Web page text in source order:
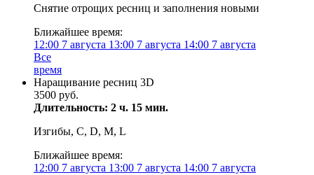
Снятие отрощих ресниц и заполнения новыми
Ближайшее время:
12:00 7 августа 13:00 7 августа 14:00 7 августа
Все
время
Наращивание ресниц 3D
3500 руб.
Длительность: 2 ч. 15 мин.
Изгибы, C, D, M, L
Ближайшее время:
12:00 7 августа 13:00 7 августа 14:00 7 августа